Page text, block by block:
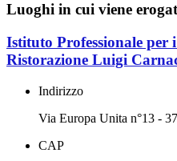
Luoghi in cui viene
Istituto Professionale per
Ristorazione Luigi
Indirizzo
Via Europa Unita n°13 -
CAP